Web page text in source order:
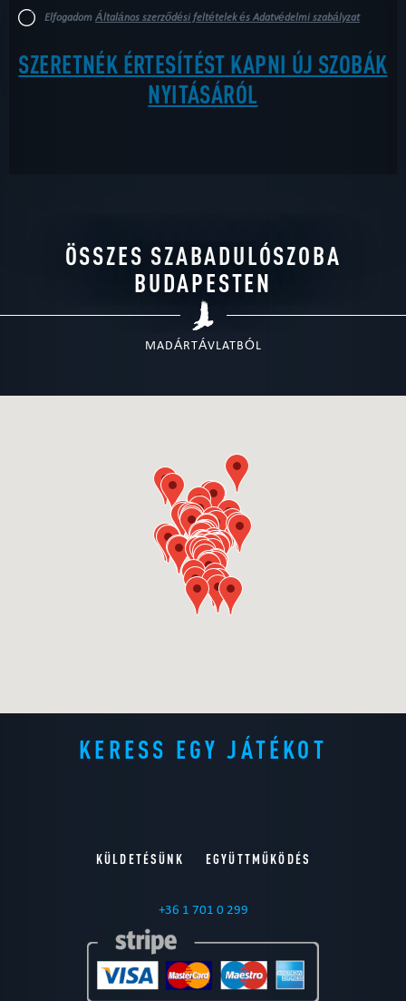
Elfogadom Általános szerződési feltételek és Adatvédelmi szabályzat
SZERETNÉK ÉRTESÍTÉST KAPNI ÚJ SZOBÁK
NYITÁSÁRÓL
ÖSSZES SZABADULÓSZOBA
BUDAPESTEN
MADÁRTÁVLATBÓL
KERESS EGY JÁTÉKOT
KÜLDETÉSÜNK EGYÜTTMŰKÖDÉS
+36 1 701 0 299